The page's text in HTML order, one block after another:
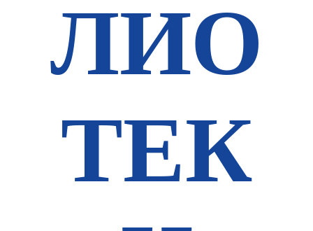
ЛИО
ТЕК